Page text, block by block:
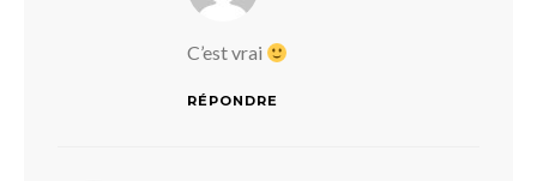
C’est vrai
RÉPONDRE